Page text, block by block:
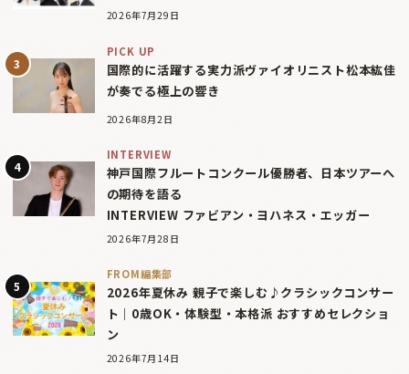
2026年7月29日
PICK UP
国際的に活躍する実力派ヴァイオリニスト松本紘佳
が奏でる極上の響き
2026年8月2日
INTERVIEW
神戸国際フルートコンクール優勝者、日本ツアーへ
の期待を語る
INTERVIEW ファビアン・ヨハネス・エッガー
2026年7月28日
FROM編集部
2026年夏休み 親子で楽しむ♪クラシックコンサー
ト｜0歳OK・体験型・本格派 おすすめセレクショ
ン
2026年7月14日